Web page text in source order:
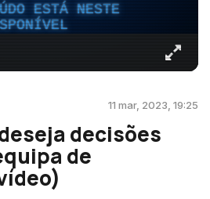
ESTÁ NESTE
11 mar, 2023, 19:25
decisões
de